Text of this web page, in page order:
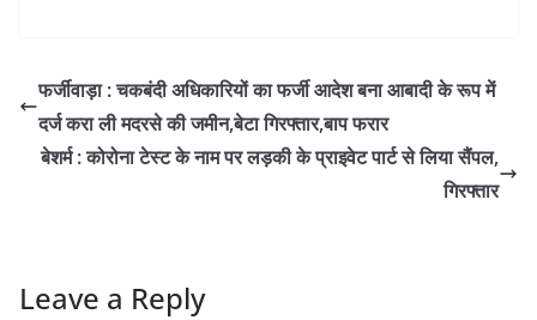
फर्जीवाड़ा : चकबंदी अधिकारियों का फर्जी आदेश बना आबादी के रूप में
दर्ज करा ली मदरसे की जमीन,बेटा गिरफ्तार,बाप फरार
बेशर्म : कोरोना टेस्ट के नाम पर लड़की के प्राइवेट पार्ट से लिया सैंपल,
गिरफ्तार
Leave a Reply